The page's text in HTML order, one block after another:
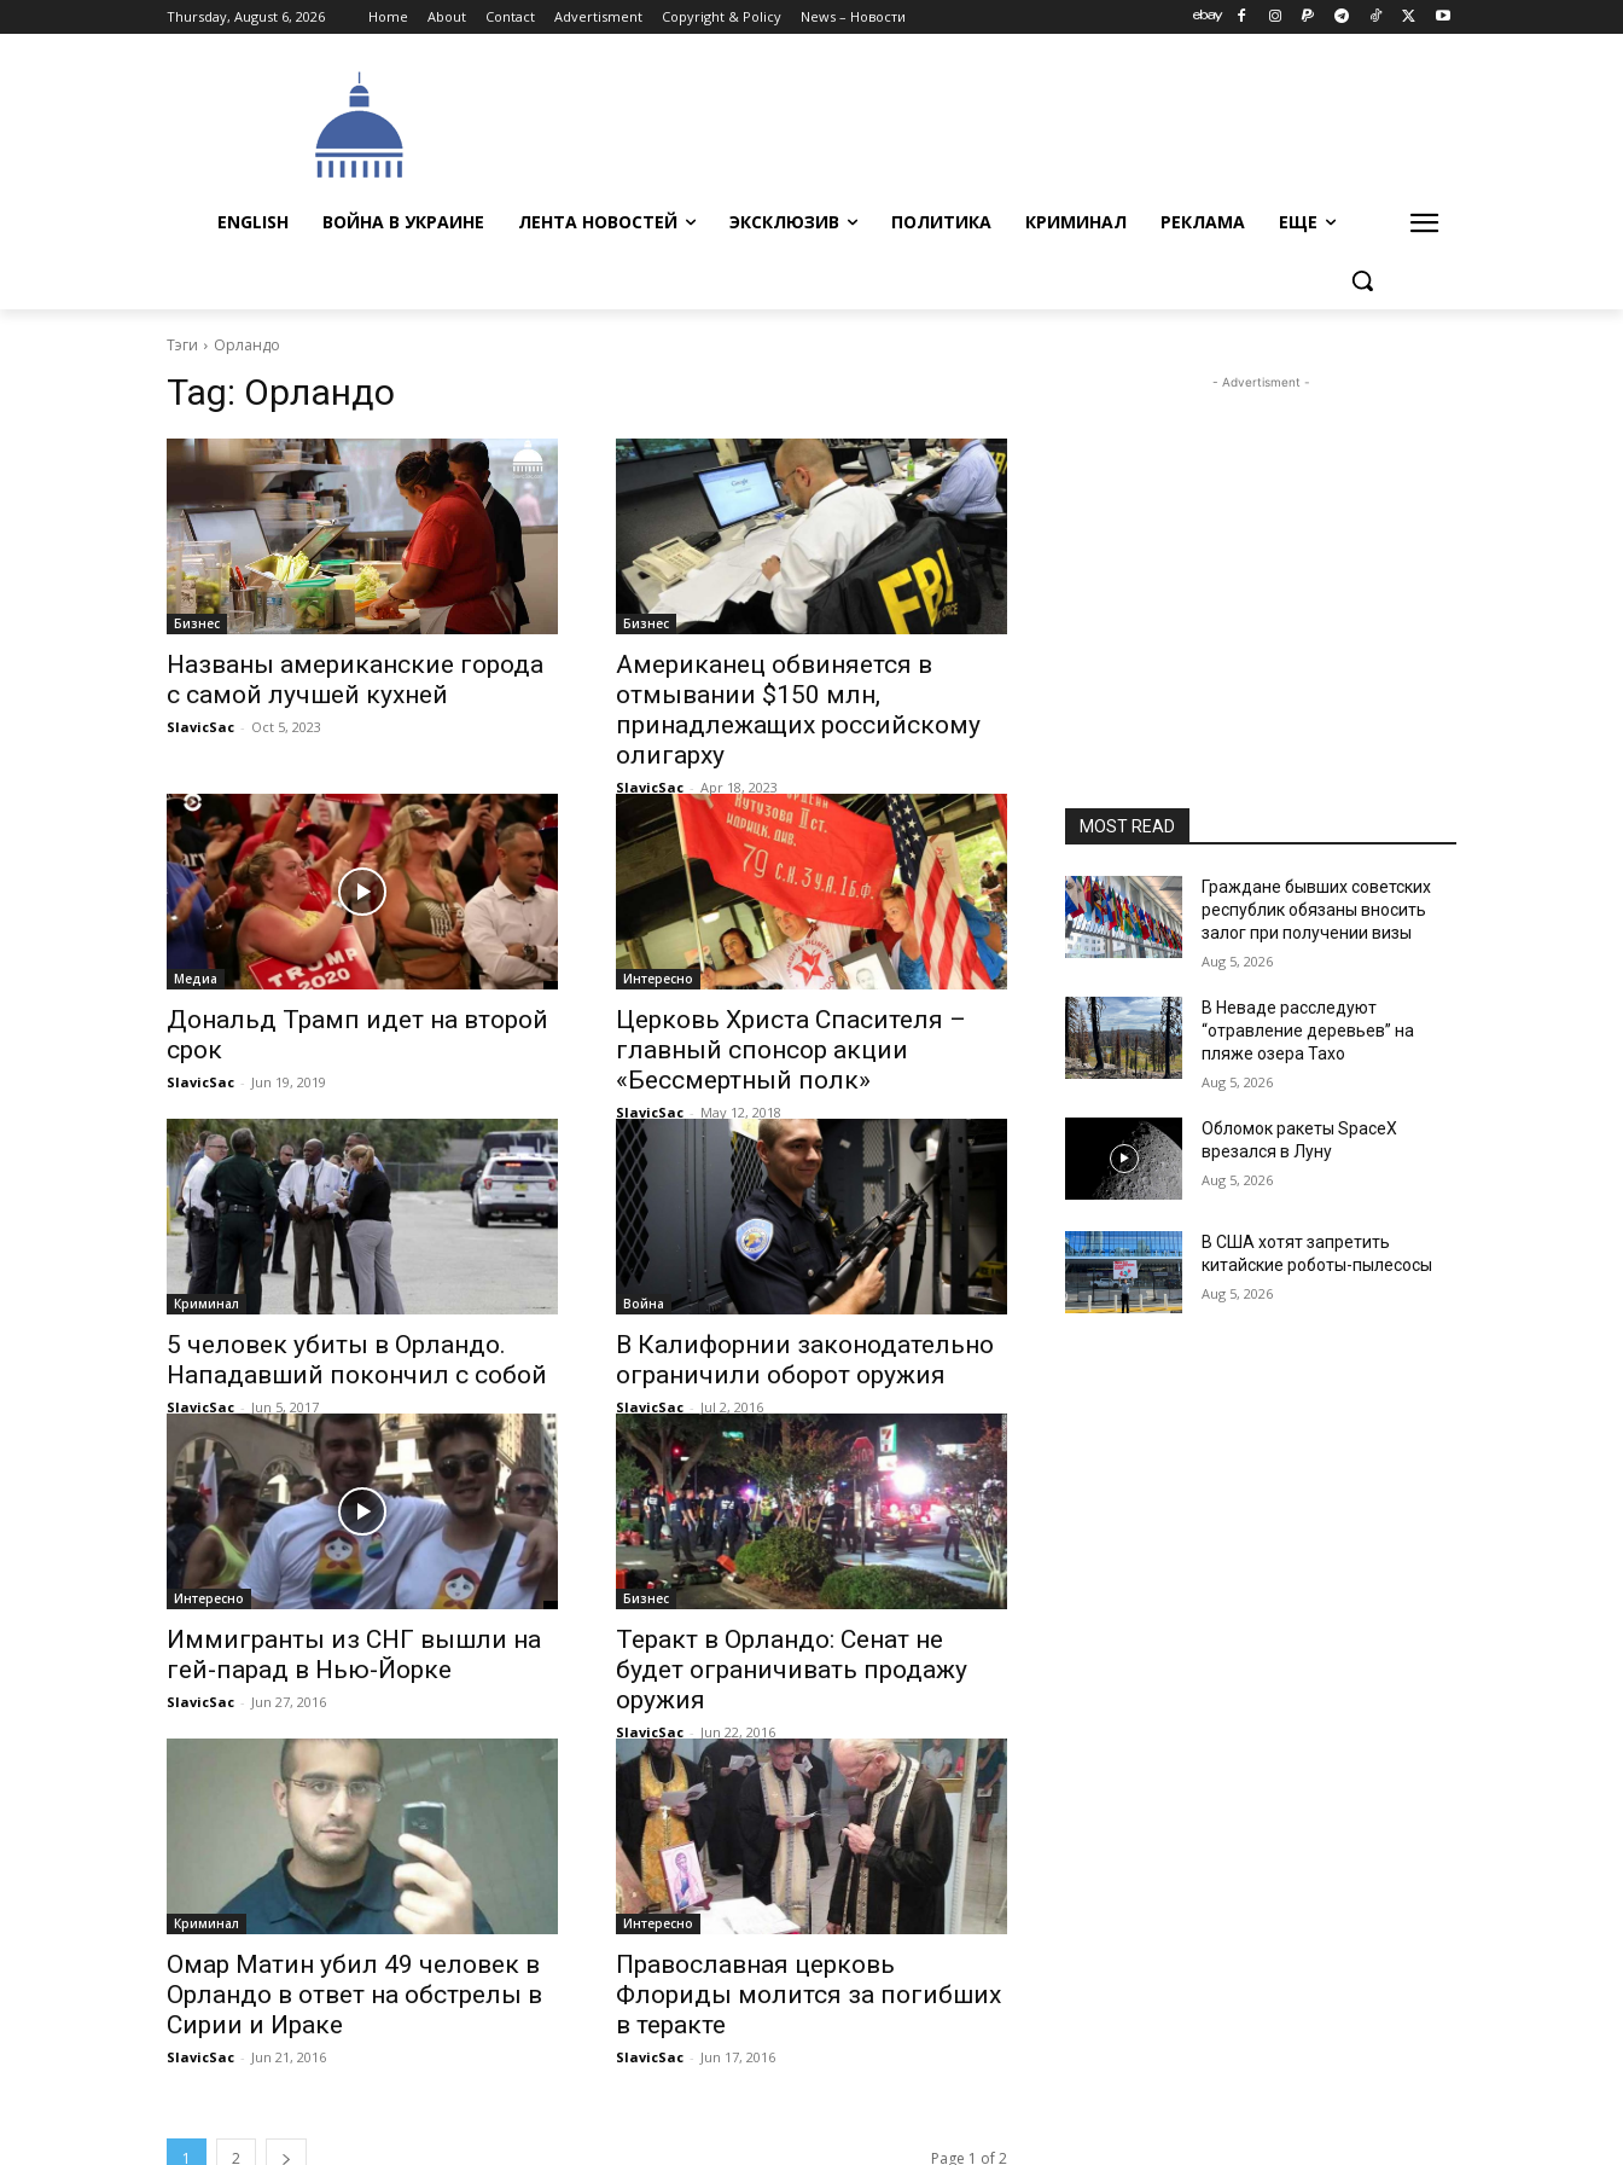
Thursday, August 6, 2026 Home About Contact Advertisment Copyright & Policy News – Новости
ENGLISH ВОЙНА В УКРАИНЕ ЛЕНТА НОВОСТЕЙ ЭКСКЛЮЗИВ ПОЛИТИКА КРИМИНАЛ РЕКЛАМА ЕЩЕ
Тэги Орландо
Tag: Орландо
Бизнес
Названы американские города
с самой лучшей кухней
SlavicSac - Oct 5, 2023
Бизнес
Американец обвиняется в
отмывании $150 млн,
принадлежащих российскому
олигарху
SlavicSac - Apr 18, 2023
Медиа
Дональд Трамп идет на второй
срок
SlavicSac - Jun 19, 2019
Интересно
Церковь Христа Спасителя –
главный спонсор акции
«Бессмертный полк»
SlavicSac - May 12, 2018
Криминал
5 человек убиты в Орландо.
Нападавший покончил с собой
SlavicSac - Jun 5, 2017
Война
В Калифорнии законодательно
ограничили оборот оружия
SlavicSac - Jul 2, 2016
Интересно
Иммигранты из СНГ вышли на
гей-парад в Нью-Йорке
SlavicSac - Jun 27, 2016
Бизнес
Теракт в Орландо: Сенат не
будет ограничивать продажу
оружия
SlavicSac - Jun 22, 2016
Криминал
Омар Матин убил 49 человек в
Орландо в ответ на обстрелы в
Сирии и Ираке
SlavicSac - Jun 21, 2016
Интересно
Православная церковь
Флориды молится за погибших
в теракте
SlavicSac - Jun 17, 2016
1 2 Page 1 of 2
- Advertisment -
MOST READ
Граждане бывших советских
республик обязаны вносить
залог при получении визы
Aug 5, 2026
В Неваде расследуют
“отравление деревьев” на
пляже озера Тахо
Aug 5, 2026
Обломок ракеты SpaceX
врезался в Луну
Aug 5, 2026
В США хотят запретить
китайские роботы-пылесосы
Aug 5, 2026